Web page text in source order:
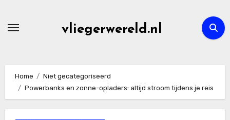
vliegerwereld.nl
Home
Niet gecategoriseerd
Powerbanks en zonne-opladers: altijd stroom tijdens je reis